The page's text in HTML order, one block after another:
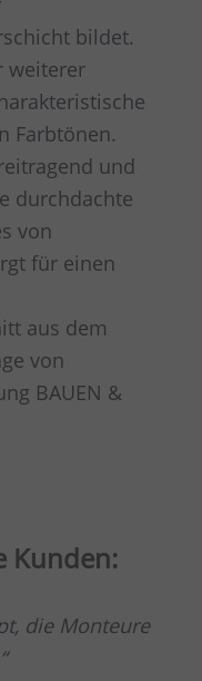
bildet.
weiterer
Farbtönen.
und
durchdachte
von
für einen
aus dem
von
BAUEN &
Kunden:
die Monteure